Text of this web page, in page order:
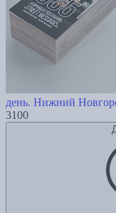
день. Нижний
3100